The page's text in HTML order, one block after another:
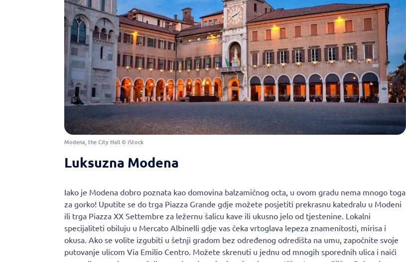
Modena, the City Hall © iStock
Luksuzna Modena
Iako je Modena dobro poznata kao domovina balzamičnog octa, u ovom gradu nema mnogo toga
za gorko! Uputite se do trga Piazza Grande gdje možete posjetiti prekrasnu katedralu u Modeni
ili trga Piazza XX Settembre za ležernu šalicu kave ili ukusno jelo od tjestenine. Lokalni
specijaliteti obiluju u Mercato Albinelli gdje vas čeka vrtoglava lepeza znamenitosti, mirisa i
okusa. Ako se volite izgubiti u šetnji gradom bez određenog odredišta na umu, započnite svoje
putovanje ulicom Via Emilio Centro. Možete skrenuti u jednu od mnogih sporednih ulica i naići